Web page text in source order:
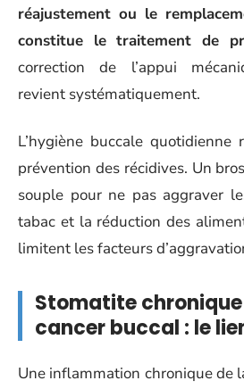
réajustement ou le
constitue le traitement de
correction de l’appui
revient systématiquement.
L’hygiène buccale
prévention des récidives. Un
souple pour ne pas aggraver
tabac et la réduction des
limitent les facteurs
Stomatite
cancer buccal : le
Une inflammation chronique de